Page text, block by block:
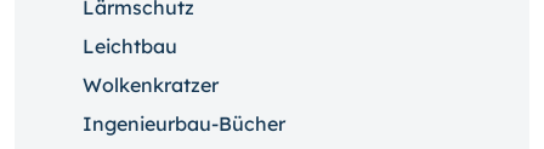
Lärmschutz
Leichtbau
Wolkenkratzer
Ingenieurbau-Bücher